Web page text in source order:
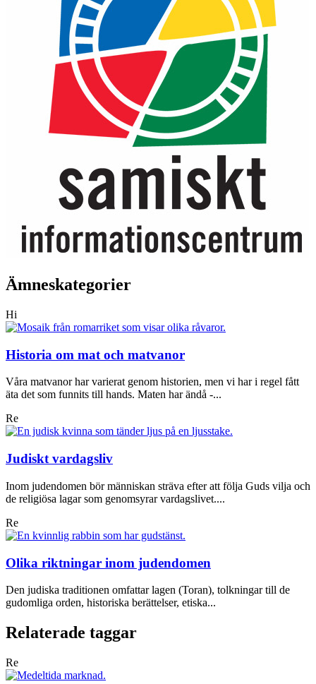
Ämneskategorier
Hi
Historia om mat och matvanor
Våra matvanor har varierat genom historien, men vi har i regel fått
äta det som funnits till hands. Maten har ändå -...
Re
Judiskt vardagsliv
Inom judendomen bör människan sträva efter att följa Guds vilja och
de religiösa lagar som genomsyrar vardagslivet....
Re
Olika riktningar inom judendomen
Den judiska traditionen omfattar lagen (Toran), tolkningar till de
gudomliga orden, historiska berättelser, etiska...
Relaterade taggar
Re